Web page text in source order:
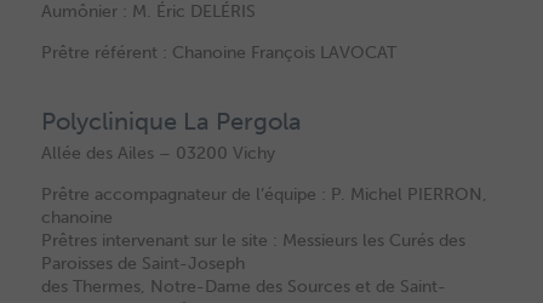
Aumônier : M. Éric DELÉRIS
Prêtre référent : Chanoine François LAVOCAT
Polyclinique La Pergola
Allée des Ailes – 03200 Vichy
Prêtre accompagnateur de l’équipe : P. Michel PIERRON,
chanoine
Prêtres intervenant sur le site : Messieurs les Curés des
Paroisses de Saint-Joseph
des Thermes, Notre-Dame des Sources et de Saint-